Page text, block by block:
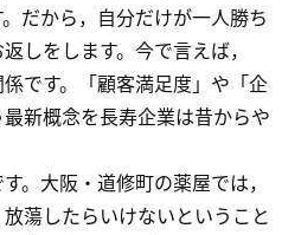
だから，自分だけが一人勝ち
しをします。今で言えば，
係です。「顧客満足度」や「企
新概念を長寿企業は昔からや
。大阪・道修町の薬屋では，
蕩したらいけないということ